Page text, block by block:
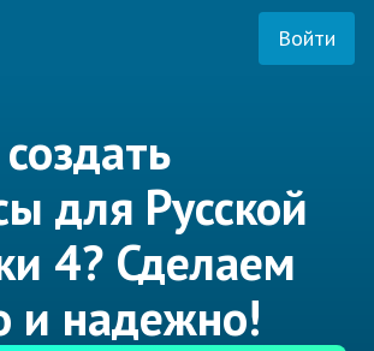
Войти
для Русской
4? Сделаем
и надежно!